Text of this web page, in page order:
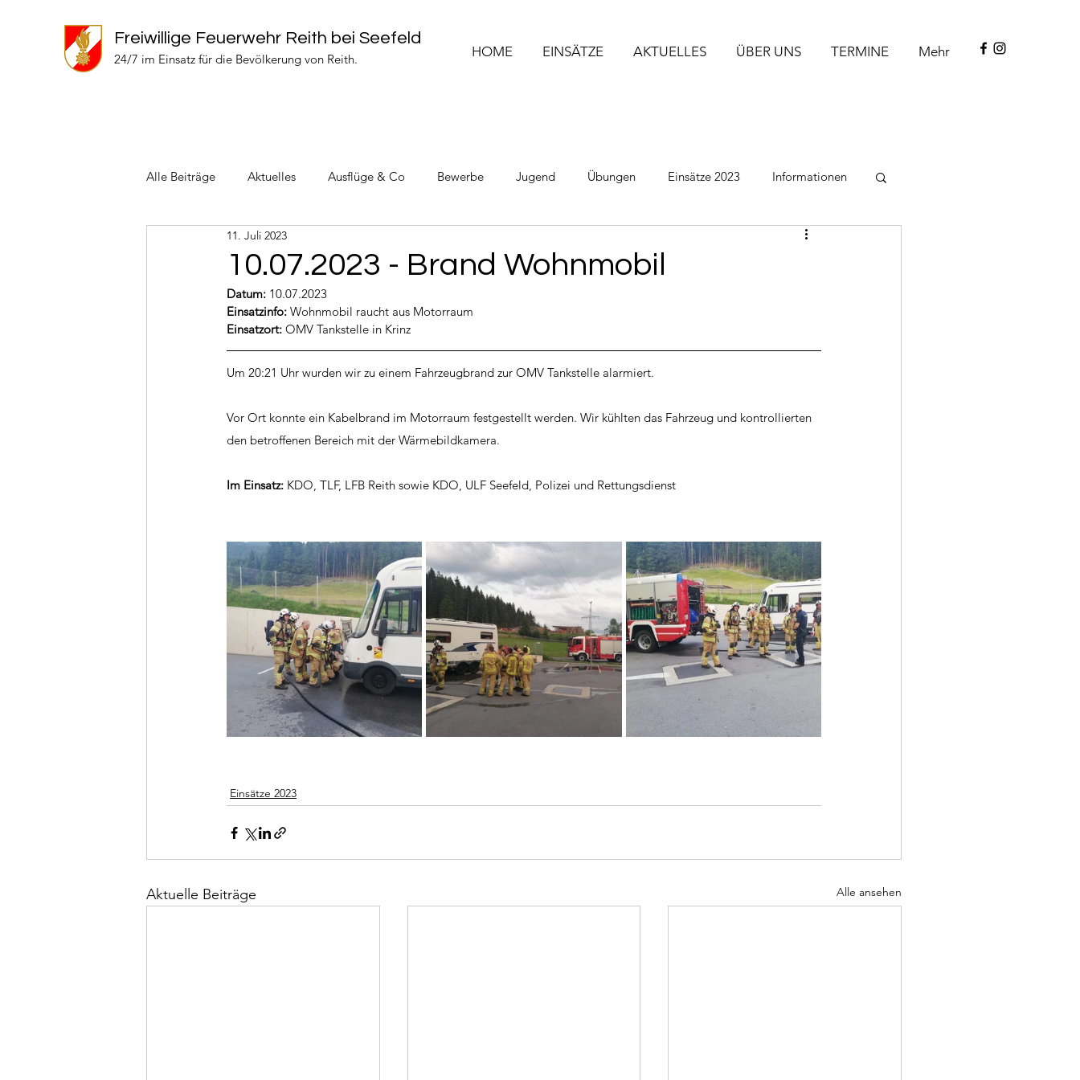
Freiwillige Feuerwehr Reith bei Seefeld
24/7 im Einsatz für die Bevölkerung von Reith. HOME EINSÄTZE AKTUELLES ÜBER UNS TERMINE Mehr
Alle Beiträge Aktuelles Ausflüge & Co Bewerbe Jugend Übungen Einsätze 2023 Informationen
Einsätze 2024 Einsätze 2022
10.07.2023 - Brand Wohnmobil
11. Juli 2023
Datum: 10.07.2023
Einsatzinfo: Wohnmobil raucht aus Motorraum
Einsatzort: OMV Tankstelle in Krinz
Um 20:21 Uhr wurden wir zu einem Fahrzeugbrand zur OMV Tankstelle alarmiert.
Vor Ort konnte ein Kabelbrand im Motorraum festgestellt werden. Wir kühlten das Fahrzeug und kontrollierten
den betroffenen Bereich mit der Wärmebildkamera.
Im Einsatz: KDO, TLF, LFB Reith sowie KDO, ULF Seefeld, Polizei und Rettungsdienst
Einsätze 2023
Aktuelle Beiträge Alle ansehen